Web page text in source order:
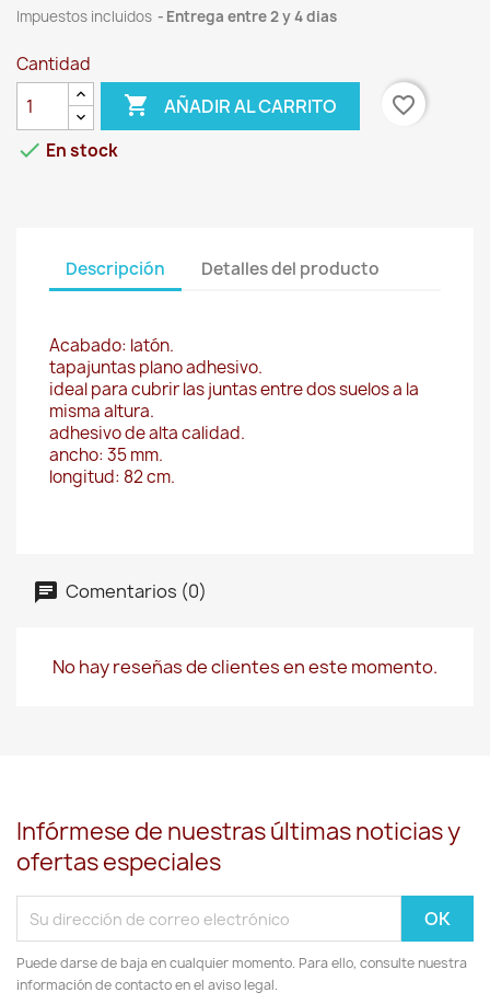
Impuestos incluidos Entrega entre 2 y 4 dias
Cantidad
 AÑADIR AL CARRITO
favorite_border
 En stock
Descripción Detalles del producto
Acabado: latón.
tapajuntas plano adhesivo.
ideal para cubrir las juntas entre dos suelos a la
misma altura.
adhesivo de alta calidad.
ancho: 35 mm.
longitud: 82 cm.
Comentarios (0)
No hay reseñas de clientes en este momento.
Infórmese de nuestras últimas noticias y
ofertas especiales
Puede darse de baja en cualquier momento. Para ello, consulte nuestra
información de contacto en el aviso legal.